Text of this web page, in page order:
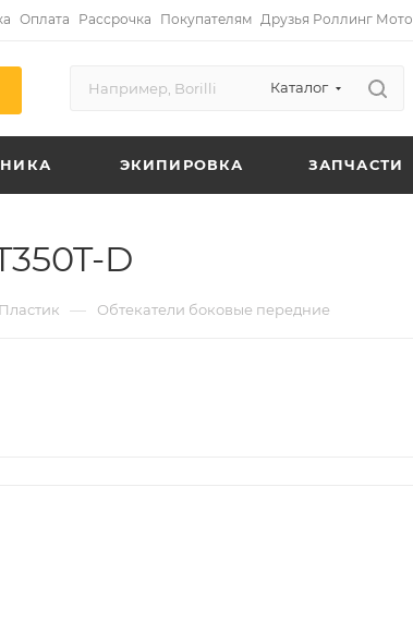
Оплата Рассрочка Покупателям Друзья Роллинг Мото
Каталог
ЭКИПИРОВКА ЗАПЧАСТИ
D
Пластик — Обтекатели боковые передние